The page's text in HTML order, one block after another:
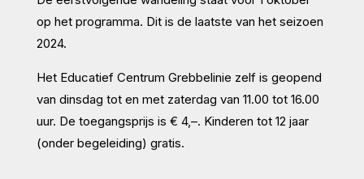
op het programma. Dit is de laatste van het seizoen
2024.
Het Educatief Centrum Grebbelinie zelf is geopend
van dinsdag tot en met zaterdag van 11.00 tot 16.00
uur. De toegangsprijs is € 4,–. Kinderen tot 12 jaar
(onder begeleiding) gratis.